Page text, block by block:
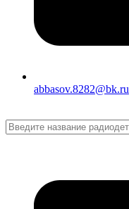
abbasov.8282@bk.ru